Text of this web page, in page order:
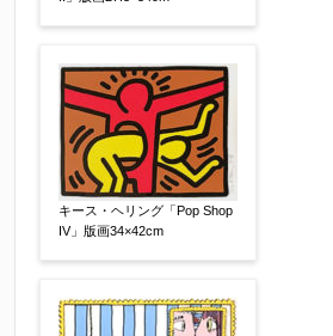
ご要望などがございましたらご
【任意】
キース・ヘリング「Pop Shop
IV」版画34×42cm